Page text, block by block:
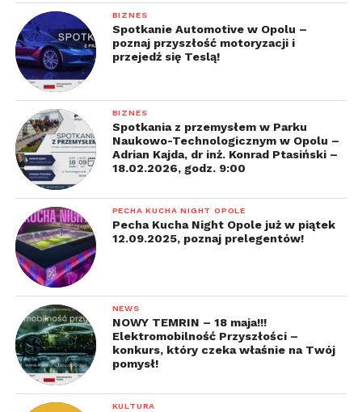
BIZNES
Spotkanie Automotive w Opolu –
poznaj przyszłość motoryzacji i
przejedź się Teslą!
BIZNES
Spotkania z przemysłem w Parku
Naukowo-Technologicznym w Opolu –
Adrian Kajda, dr inż. Konrad Ptasiński –
18.02.2026, godz. 9:00
PECHA KUCHA NIGHT OPOLE
Pecha Kucha Night Opole już w piątek
12.09.2025, poznaj prelegentów!
NEWS
NOWY TEMRIN – 18 maja!!!
Elektromobilność Przyszłości –
konkurs, który czeka właśnie na Twój
pomysł!
KULTURA